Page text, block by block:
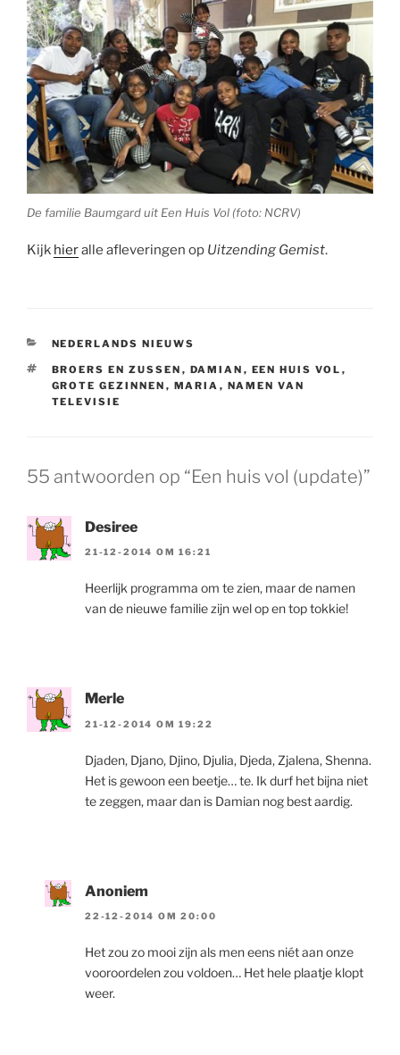
De familie Baumgard uit Een Huis Vol (foto: NCRV)
Kijk hieralle afleveringen op Uitzending Gemist.
CATEGORIEËN
NEDERLANDS NIEUWS
TAGS
BROERS EN ZUSSEN , DAMIAN , EEN HUIS VOL ,
GROTE GEZINNEN , MARIA , NAMEN VAN
TELEVISIE
55 antwoorden op “Een huis vol (update)”
Desiree
21-12-2014 OM 16:21
Heerlijk programma om te zien, maar de namen
van de nieuwe familie zijn wel op en top tokkie!
Merle
21-12-2014 OM 19:22
Djaden, Djano, Djino, Djulia, Djeda, Zjalena, Shenna.
Het is gewoon een beetje… te. Ik durf het bijna niet
te zeggen, maar dan is Damian nog best aardig.
Anoniem
22-12-2014 OM 20:00
Het zou zo mooi zijn als men eens niét aan onze
vooroordelen zou voldoen… Het hele plaatje klopt
weer.